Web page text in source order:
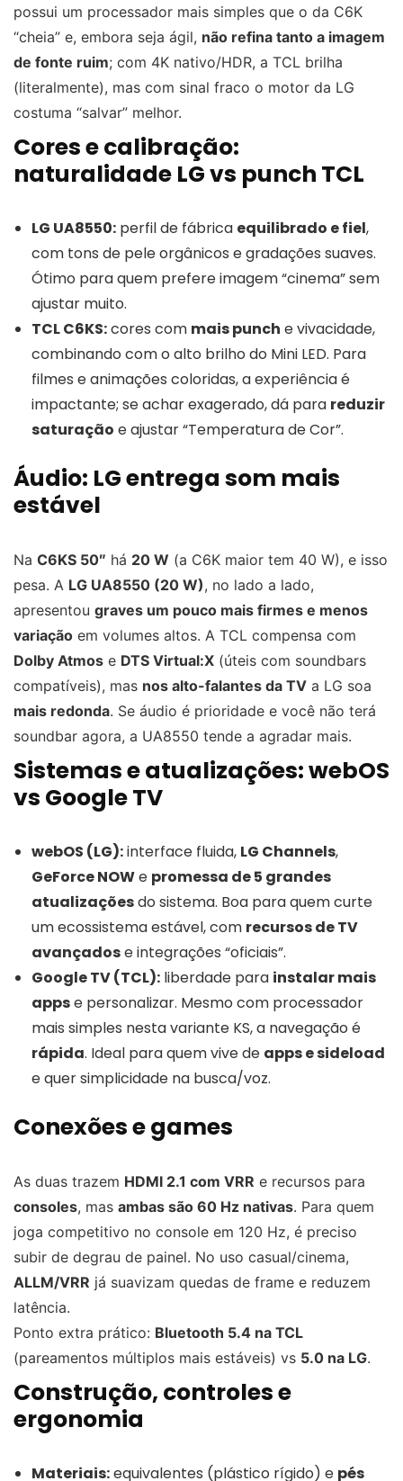
possui um processador mais simples que o da C6K
“cheia” e, embora seja ágil, não refina tanto a imagem
de fonte ruim; com 4K nativo/HDR, a TCL brilha
(literalmente), mas com sinal fraco o motor da LG
costuma “salvar” melhor.
Cores e calibração:
naturalidade LG vs punch TCL
LG UA8550: perfil de fábrica equilibrado e fiel,
com tons de pele orgânicos e gradações suaves.
Ótimo para quem prefere imagem “cinema” sem
ajustar muito.
TCL C6KS:cores com mais punch e vivacidade,
combinando com o alto brilho do Mini LED. Para
filmes e animações coloridas, a experiência é
impactante; se achar exagerado, dá para reduzir
saturação e ajustar “Temperatura de Cor”.
Áudio: LG entrega som mais
estável
Na C6KS 50″ há 20 W (a C6K maior tem 40 W), e isso
pesa. A LG UA8550 (20 W), no lado a lado,
apresentou graves um pouco mais firmes e menos
variação em volumes altos. A TCL compensa com
Dolby Atmos e DTS Virtual:X (úteis com soundbars
compatíveis), mas nos alto-falantes da TV a LG soa
mais redonda. Se áudio é prioridade e você não terá
soundbar agora, a UA8550 tende a agradar mais.
Sistemas e atualizações: webOS
vs Google TV
webOS (LG):interface fluida, LG Channels,
GeForce NOWe promessa de 5 grandes
atualizaçõesdo sistema. Boa para quem curte
um ecossistema estável, com recursos de TV
avançadose integrações “oficiais”.
Google TV (TCL): liberdade para instalar mais
appse personalizar. Mesmo com processador
mais simples nesta variante KS, a navegação é
rápida. Ideal para quem vive de apps e sideload
e quer simplicidade na busca/voz.
Conexões e games
As duas trazem HDMI 2.1 com VRR e recursos para
consoles, mas ambas são 60 Hz nativas. Para quem
joga competitivo no console em 120 Hz, é preciso
subir de degrau de painel. No uso casual/cinema,
ALLM/VRR já suavizam quedas de frame e reduzem
latência.
Ponto extra prático: Bluetooth 5.4 na TCL
(pareamentos múltiplos mais estáveis) vs 5.0 na LG.
Construção, controles e
ergonomia
Materiais:equivalentes (plástico rígido) e pés